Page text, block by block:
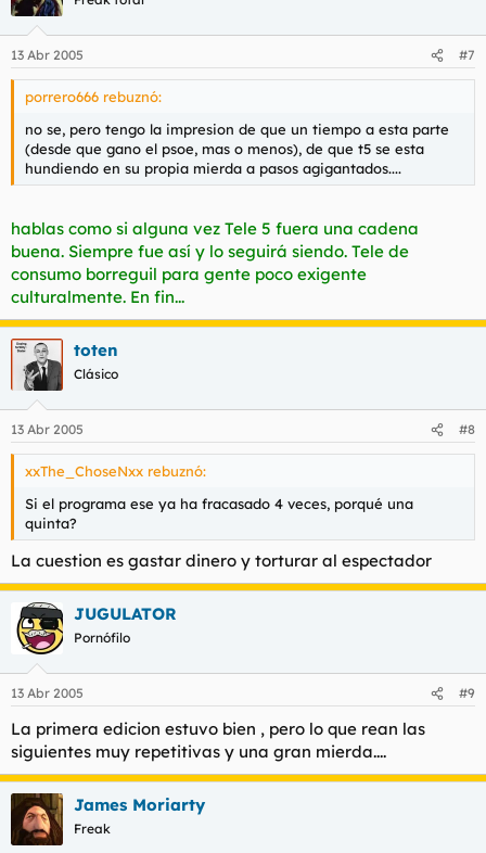
13 Abr 2005 #7
porrero666 rebuznó:
no se, pero tengo la impresion de que un tiempo a esta parte
(desde que gano el psoe, mas o menos), de que t5 se esta
hundiendo en su propia mierda a pasos agigantados....
hablas como si alguna vez Tele 5 fuera una cadena
buena. Siempre fue así y lo seguirá siendo. Tele de
consumo borreguil para gente poco exigente
culturalmente. En fin...
toten
Clásico
13 Abr 2005 #8
xxThe_ChoseNxx rebuznó:
Si el programa ese ya ha fracasado 4 veces, porqué una
quinta?
La cuestion es gastar dinero y torturar al espectador
JUGULATOR
Pornófilo
13 Abr 2005 #9
La primera edicion estuvo bien , pero lo que rean las
siguientes muy repetitivas y una gran mierda....
James Moriarty
Freak